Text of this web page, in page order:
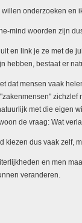
willen onderzoeken en
mind woorden zijn
en link je ze met de
hebben, bestaat er
dat mensen vaak
met die eigen
de vraag: Wat
kiezen dus vaak zelf,
en men
veranderen.